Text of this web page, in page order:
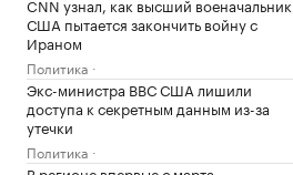
США пытается закончить войну с
Ираном
Политика
Экс-министра ВВС США лишили
доступа к секретным данным из-за
утечки
Политика